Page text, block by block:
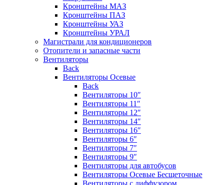
Кронштейны МАЗ
Кронштейны ПАЗ
Кронштейны УАЗ
Кронштейны УРАЛ
Магистрали для кондиционеров
Отопители и запасные части
Вентиляторы
Back
Вентиляторы Осевые
Back
Вентиляторы 10″
Вентиляторы 11″
Вентиляторы 12″
Вентиляторы 14″
Вентиляторы 16″
Вентиляторы 6″
Вентиляторы 7″
Вентиляторы 9″
Вентиляторы для автобусов
Вентиляторы Осевые Бесщеточные